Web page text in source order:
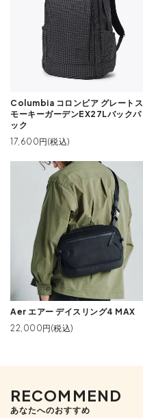
Columbia コロンビア グレートス
モーキーガーデンEX27Lバックパ
ック
17,600円(税込)
Aer エアー デイスリング4 MAX
22,000円(税込)
RECOMMEND
あなたへのおすすめ